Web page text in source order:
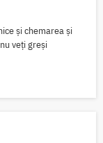
și chemarea și
veți greși